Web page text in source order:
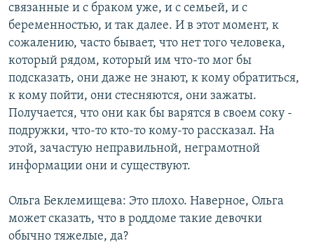
связанные и с браком уже, и с семьей, и с
беременностью, и так далее. И в этот момент, к
сожалению, часто бывает, что нет того человека,
который рядом, который им что-то мог бы
подсказать, они даже не знают, к кому обратиться,
к кому пойти, они стесняются, они зажаты.
Получается, что они как бы варятся в своем соку -
подружки, что-то кто-то кому-то рассказал. На
этой, зачастую неправильной, неграмотной
информации они и существуют.
Ольга Беклемищева: Это плохо. Наверное, Ольга
может сказать, что в роддоме такие девочки
обычно тяжелые, да?